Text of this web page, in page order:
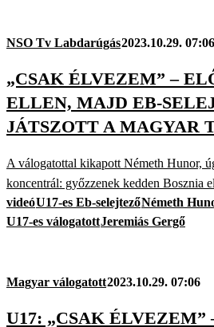
NSO Tv Labdarúgás2023.10.29. 07:06
„CSAK ÉLVEZEM” –
ELLEN, MAJD EB-
JÁTSZOTT A MAGYAR
A válogatottal kikapott Németh Hunor,
koncentrál: győzzenek kedden Bosznia
videóU17-es Eb-selejtezőNémeth
U17-es válogatottJeremiás Gergő
Magyar válogatott2023.10.29. 07:06
U17: „CSAK